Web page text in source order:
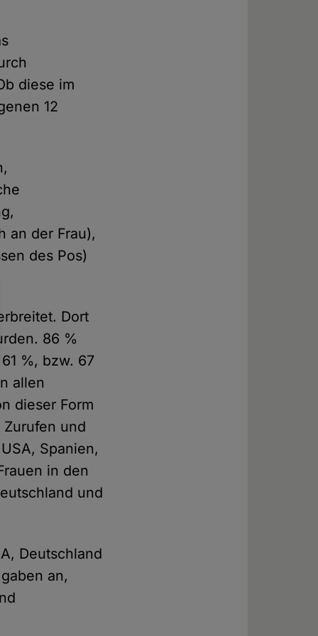
diese im
12
an der Frau),
des Pos)
Dort
86 %
%, bzw. 67
allen
dieser Form
und
Spanien,
in den
und
Deutschland
an,